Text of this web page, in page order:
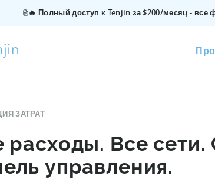
🔥 Полный доступ к Tenjin за $200/месяц -
ЗАТРАТ
расходы. Все сети.
управления.